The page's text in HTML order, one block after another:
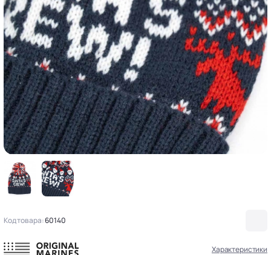
Код товара:60140
Характеристики